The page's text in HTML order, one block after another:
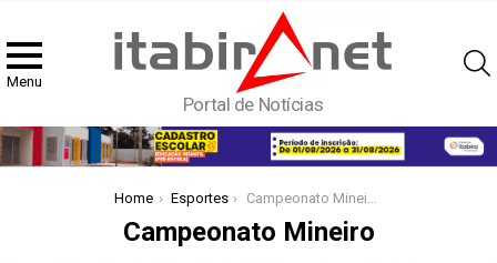
Menu
Portal de Notícias
Home Esportes Campeonato Mineiro
Campeonato Mineiro